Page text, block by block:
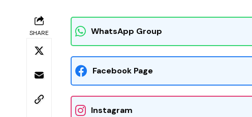
SHARE WhatsApp Group
Facebook Page
Instagram